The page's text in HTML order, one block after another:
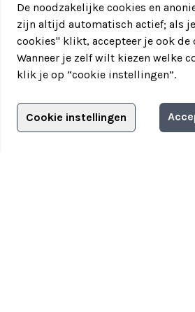
Filter jouw
Adverteren?
Adverteerdersopties
De noodzakelijke cookies en
zijn altijd automatisch actief; als
cookies" klikt, accepteer je ook de
Wanneer je zelf wilt kiezen welke
klik je op “cookie instellingen”.
Cookie instellingen